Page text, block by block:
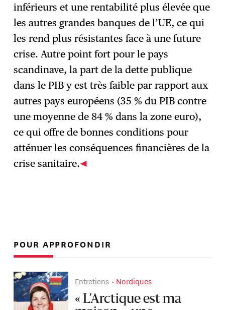
inférieurs et une rentabilité plus élevée que
les autres grandes banques de l’UE, ce qui
les rend plus résistantes face à une future
crise. Autre point fort pour le pays
scandinave, la part de la dette publique
dans le PIB y est très faible par rapport aux
autres pays européens (35 % du PIB contre
une moyenne de 84 % dans la zone euro),
ce qui offre de bonnes conditions pour
atténuer les conséquences financières de la
crise sanitaire.
POUR APPROFONDIR
Entretiens Nordiques
« L’Arctique est ma